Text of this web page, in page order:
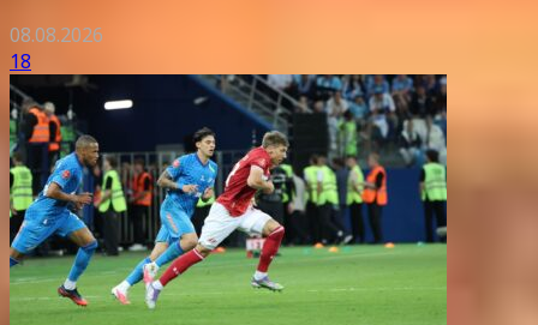
08.08.2026
18